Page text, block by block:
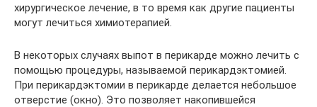
хирургическое лечение, в то время как другие пациенты
могут лечиться химиотерапией.
В некоторых случаях выпот в перикарде можно лечить с
помощью процедуры, называемой перикардэктомией.
При перикардэктомии в перикарде делается небольшое
отверстие (окно). Это позволяет накопившейся